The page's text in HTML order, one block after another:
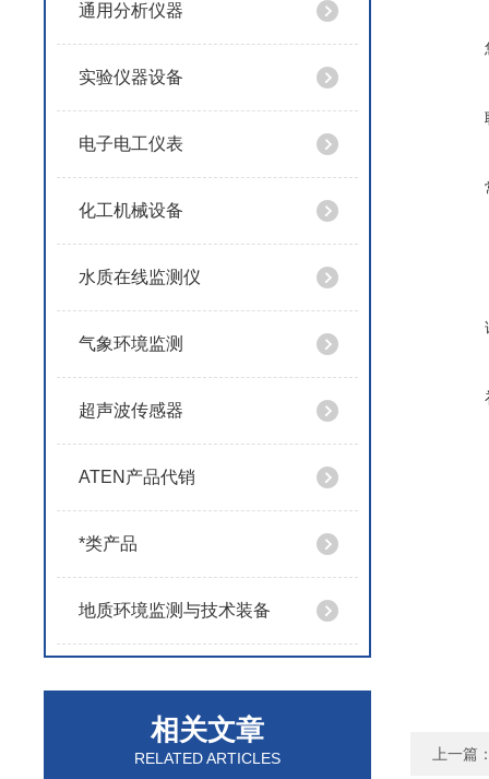
通用分析仪器
实验仪器设备
电子电工仪表
化工机械设备
水质在线监测仪
气象环境监测
超声波传感器
ATEN产品代销
*类产品
地质环境监测与技术装备
相关文章
RELATED ARTICLES 上一篇